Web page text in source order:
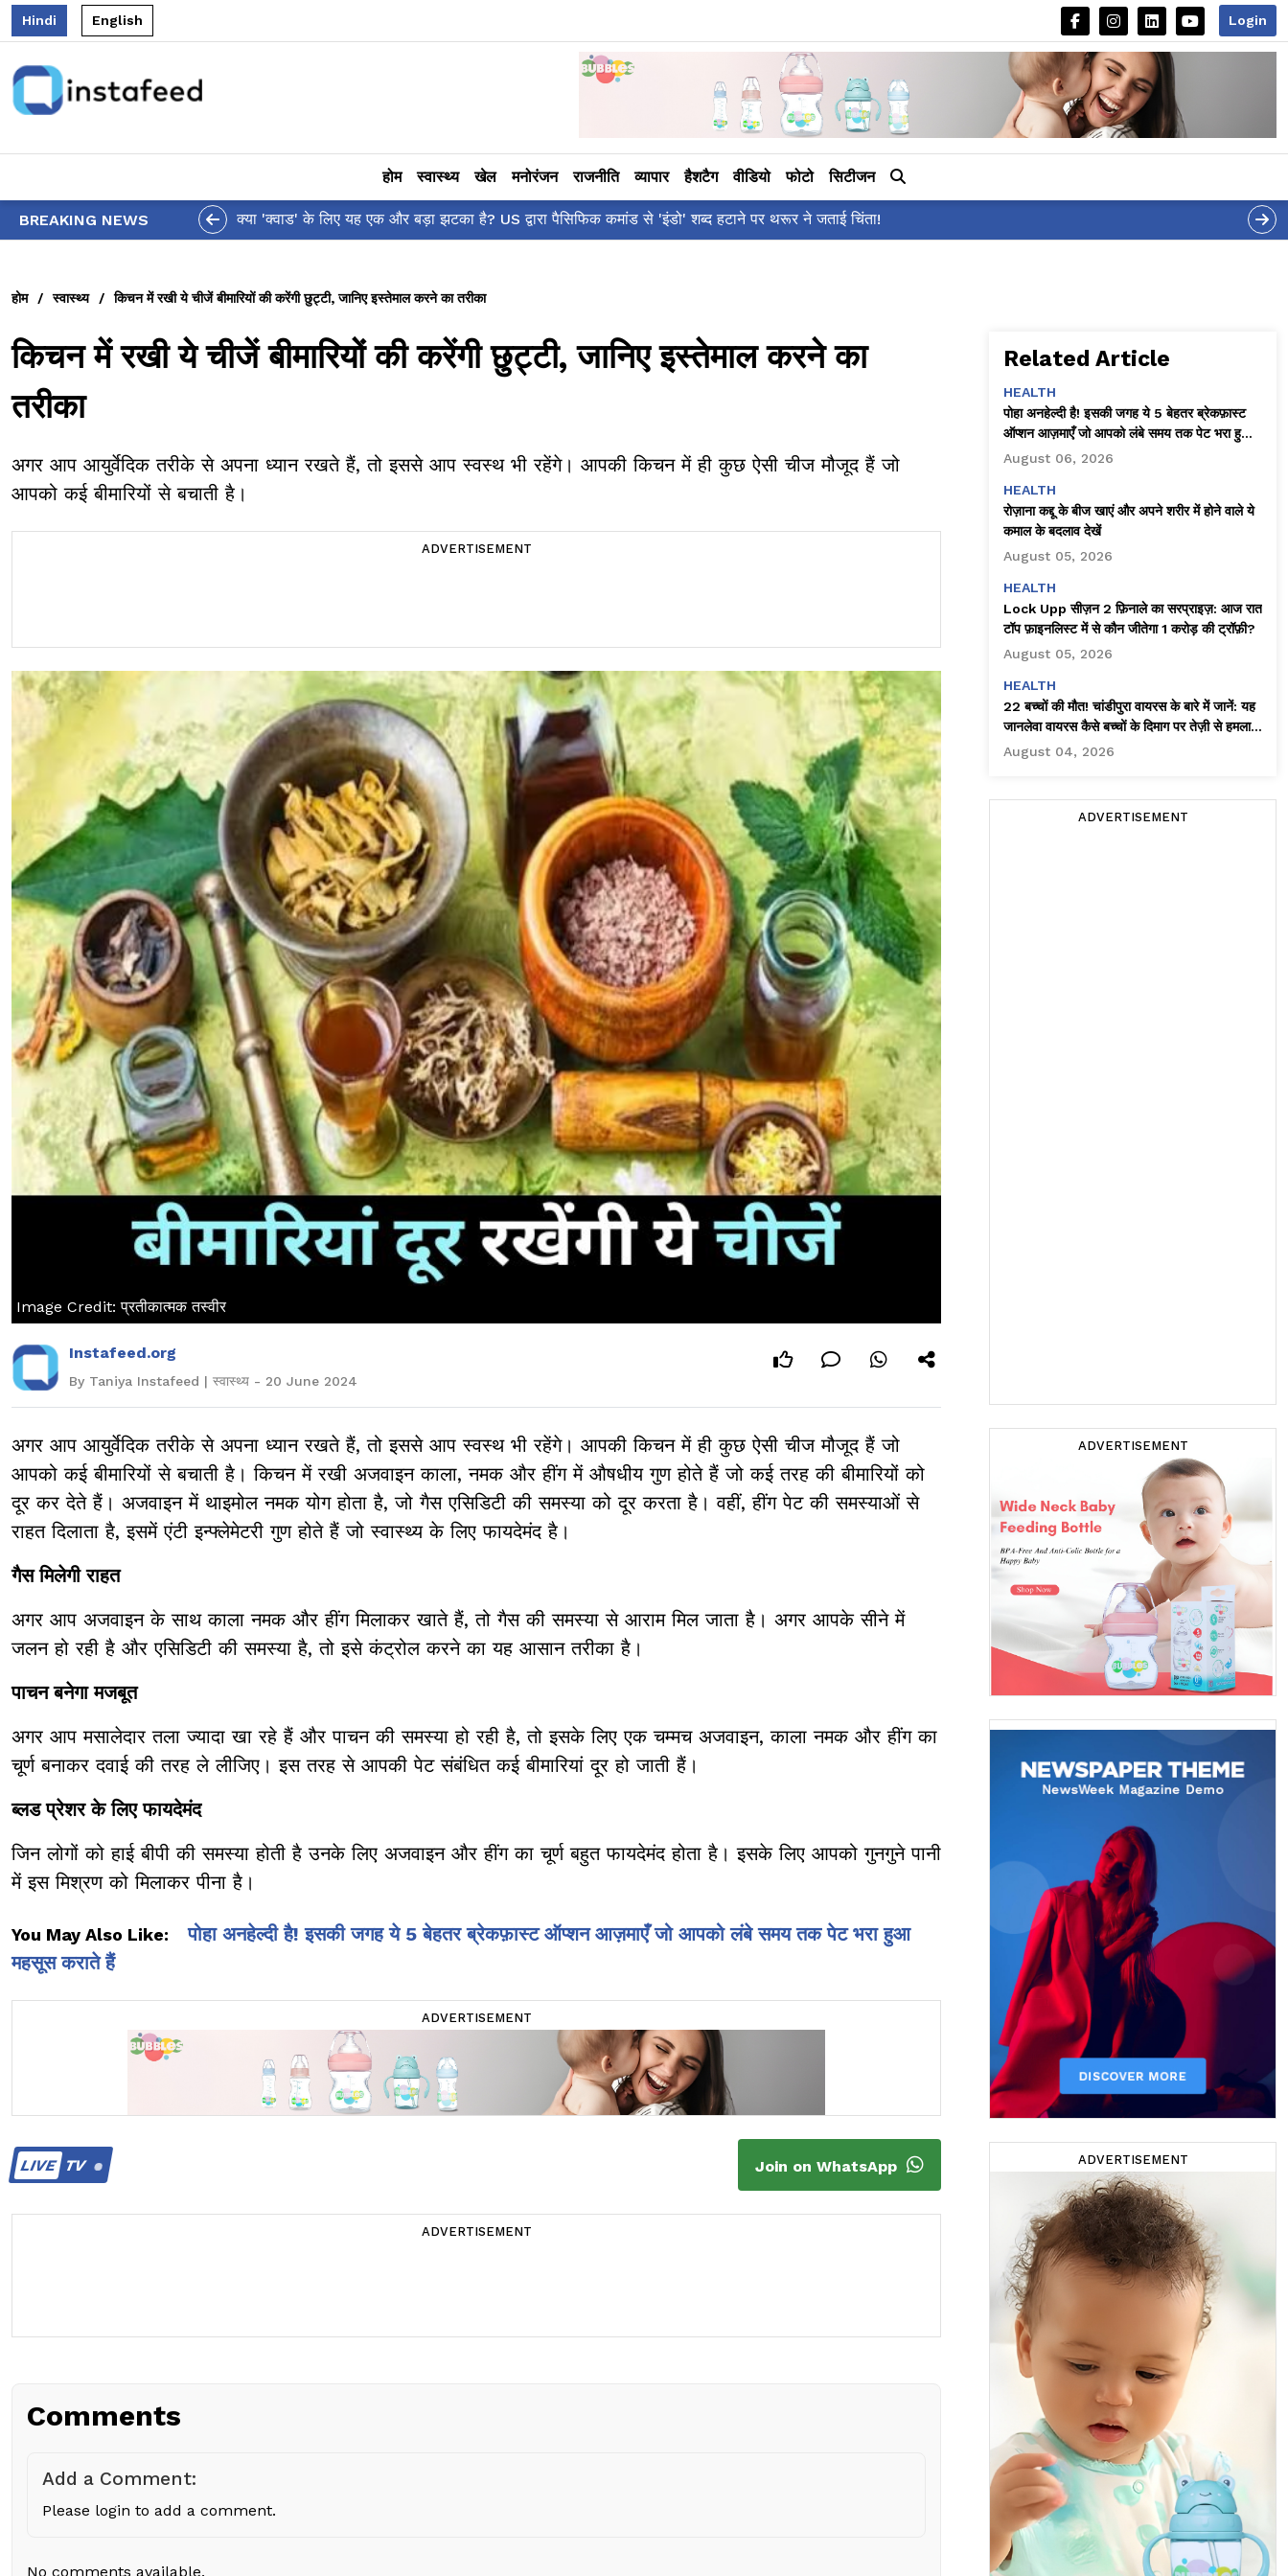
Hindi English Login
होम स्वास्थ्य खेल मनोरंजन राजनीति व्यापार हैशटैग वीडियो फोटो सिटीजन
BREAKING NEWS आलिया भट्ट का मज़ेदार 'शर्वरी कहाँ है?' पोस्ट, 'अल्फा' टीज़र पर उठे सवालों का मज़ाकिया जवाब!
होम / स्वास्थ्य / किचन में रखी ये चीजें बीमारियों की करेंगी छुट्टी, जानिए इस्तेमाल करने का तरीका
किचन में रखी ये चीजें बीमारियों की करेंगी छुट्टी, जानिए इस्तेमाल करने का
तरीका
अगर आप आयुर्वेदिक तरीके से अपना ध्यान रखते हैं, तो इससे आप स्वस्थ भी रहेंगे। आपकी किचन में ही कुछ ऐसी चीज मौजूद हैं जो
आपको कई बीमारियों से बचाती है।
ADVERTISEMENT
Image Credit: प्रतीकात्मक तस्वीर
Instafeed.org
By Taniya Instafeed | स्वास्थ्य - 20 June 2024
अगर आप आयुर्वेदिक तरीके से अपना ध्यान रखते हैं, तो इससे आप स्वस्थ भी रहेंगे। आपकी किचन में ही कुछ ऐसी चीज मौजूद हैं जो
आपको कई बीमारियों से बचाती है। किचन में रखी अजवाइन काला, नमक और हींग में औषधीय गुण होते हैं जो कई तरह की बीमारियों को
दूर कर देते हैं। अजवाइन में थाइमोल नमक योग होता है, जो गैस एसिडिटी की समस्या को दूर करता है। वहीं, हींग पेट की समस्याओं से
राहत दिलाता है, इसमें एंटी इन्फ्लेमेटरी गुण होते हैं जो स्वास्थ्य के लिए फायदेमंद है।
गैस मिलेगी राहत
अगर आप अजवाइन के साथ काला नमक और हींग मिलाकर खाते हैं, तो गैस की समस्या से आराम मिल जाता है। अगर आपके सीने में
जलन हो रही है और एसिडिटी की समस्या है, तो इसे कंट्रोल करने का यह आसान तरीका है।
पाचन बनेगा मजबूत
अगर आप मसालेदार तला ज्यादा खा रहे हैं और पाचन की समस्या हो रही है, तो इसके लिए एक चम्मच अजवाइन, काला नमक और हींग का
चूर्ण बनाकर दवाई की तरह ले लीजिए। इस तरह से आपकी पेट संबंधित कई बीमारियां दूर हो जाती हैं।
ब्लड प्रेशर के लिए फायदेमंद
जिन लोगों को हाई बीपी की समस्या होती है उनके लिए अजवाइन और हींग का चूर्ण बहुत फायदेमंद होता है। इसके लिए आपको गुनगुने पानी
में इस मिश्रण को मिलाकर पीना है।
You May Also Like:
पोहा अनहेल्दी है! इसकी जगह ये 5 बेहतर ब्रेकफ़ास्ट ऑप्शन आज़माएँ जो आपको लंबे समय तक पेट भरा हुआ
महसूस कराते हैं
ADVERTISEMENT
LIVETV Join on WhatsApp
ADVERTISEMENT
Comments
Add a Comment:
Please login to add a comment.
No comments available.
Related Article
HEALTH
पोहा अनहेल्दी है! इसकी जगह ये 5 बेहतर ब्रेकफ़ास्ट
ऑप्शन आज़माएँ जो आपको लंबे समय तक पेट भरा हुआ
महसूस कराते हैं
August 06, 2026
HEALTH
रोज़ाना कद्दू के बीज खाएं और अपने शरीर में होने वाले ये
कमाल के बदलाव देखें
August 05, 2026
HEALTH
Lock Upp सीज़न 2 फ़िनाले का सरप्राइज़: आज रात
टॉप फ़ाइनलिस्ट में से कौन जीतेगा ₹1 करोड़ की ट्रॉफ़ी?
August 05, 2026
HEALTH
22 बच्चों की मौत! चांडीपुरा वायरस के बारे में जानें: यह
जानलेवा वायरस कैसे बच्चों के दिमाग पर तेज़ी से हमला
करता है!
August 04, 2026
ADVERTISEMENT
ADVERTISEMENT
ADVERTISEMENT